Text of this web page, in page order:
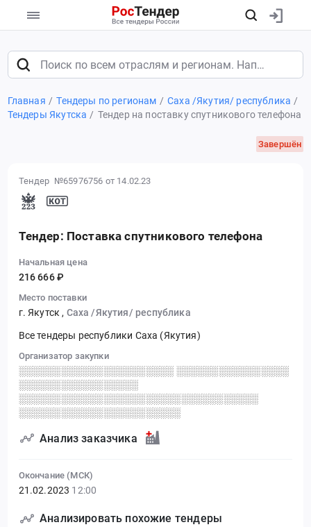
Главная Тендеры по регионам
Саха /Якутия/ республика
Тендеры Якутска
Тендер на поставку спутникового телефона
Завершён
Тендер №65976756 от 14.02.23
Тендер: Поставка спутникового телефона
Начальная цена
216 666 ₽
Место поставки
г. Якутск , Саха /Якутия/ республика
Все тендеры республики Саха (Якутия)
Организатор закупки
░░░░░░░░░░░░░░░░░░░░░░ ░░░░░░░░░░░░░░░░
░░░░░░░░░░░░░░░░░
░░░░░░░░░░░░░░░░░░░░░░░░░░░░░░░░░░
░░░░░░░░░░░░░░░░░░░░░░░
Анализ заказчика
Окончание (МСК)
21.02.2023 12:00
Анализировать похожие тендеры